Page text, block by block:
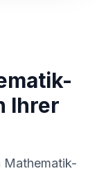
Ihrer
Mathematik-